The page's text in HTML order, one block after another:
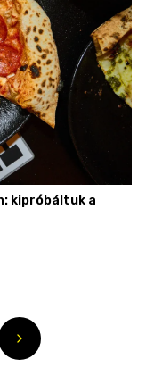
kipróbáltuk a